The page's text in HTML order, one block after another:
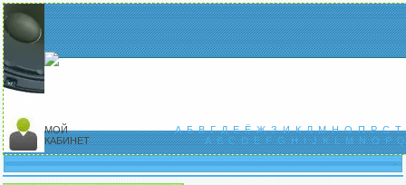
МОЙ
КАБИНЕТ
А Б В Г Д Е Ё Ж З И К Л М Н О П Р С Т
A B C D E F G H I J K L M N O P Q